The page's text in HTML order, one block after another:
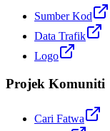
Sumber Kod
Data Trafik
Logo
Projek Komuniti
Cari Fatwa